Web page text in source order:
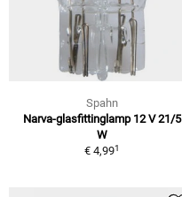
Spahn
Narva-glasfittinglamp 12 V 21/5
W
€ 4,991